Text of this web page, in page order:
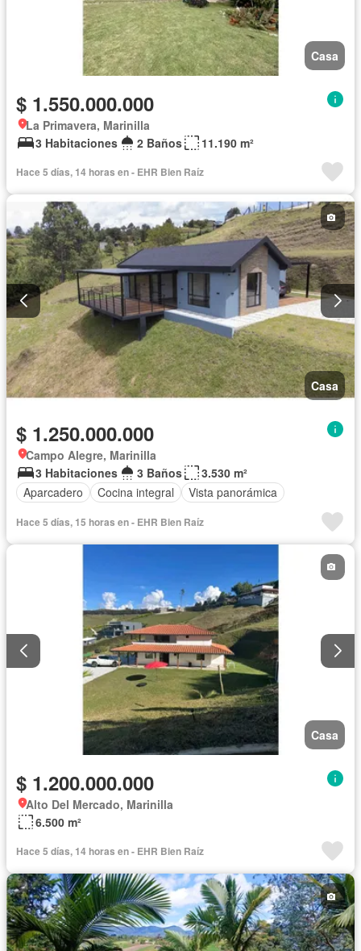
Casa
$ 1.550.000.000
La Primavera, Marinilla
3 Habitaciones
2 Baños 11.190 m²
Hace 5 días, 14 horas en - EHR Bien Raíz
Casa
$ 1.250.000.000
Campo Alegre, Marinilla
3 Habitaciones
3 Baños
3.530 m²
Aparcadero
Cocina integral Vista panorámica
Hace 5 días, 15 horas en - EHR Bien Raíz
Casa
$ 1.200.000.000
Alto Del Mercado, Marinilla
6.500 m²
Hace 5 días, 14 horas en - EHR Bien Raíz